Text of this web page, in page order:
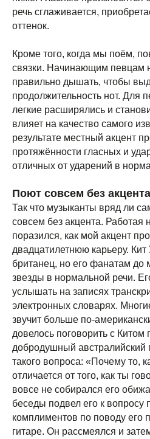
речь сглаживается,
оттенок.
Кроме того, когда мы поём,
связки. Начинающим певцам
правильно дышать, чтобы
продолжительность нот. Для
легкие расширялись и
влияет на качество самого
результате местный акцент
протяжённости гласных и
отличных от ударений в
Поют совсем без
Так что музыканты вряд ли
совсем без акцента. Работая
поразился, как мой акцент
двадцатилетнюю карьеру.
британец, но его фанатам до
звезды в нормальной речи.
услышать на записях
электронных словарях.
звучит больше по-
довелось поговорить с
добродушный австралийский
такого вопроса: «Почему то,
отличается от того, как ты
вовсе не собирался его
беседы подвел его к вопросу
комплиментов по поводу его
гитаре. Он рассмеялся и